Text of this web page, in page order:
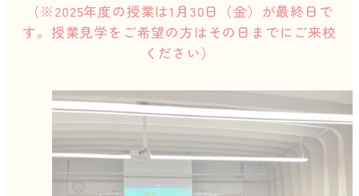
（※2025年度の授業は1月30日（金）が最終日で
す。授業見学をご希望の方はその日までにご来校
ください）